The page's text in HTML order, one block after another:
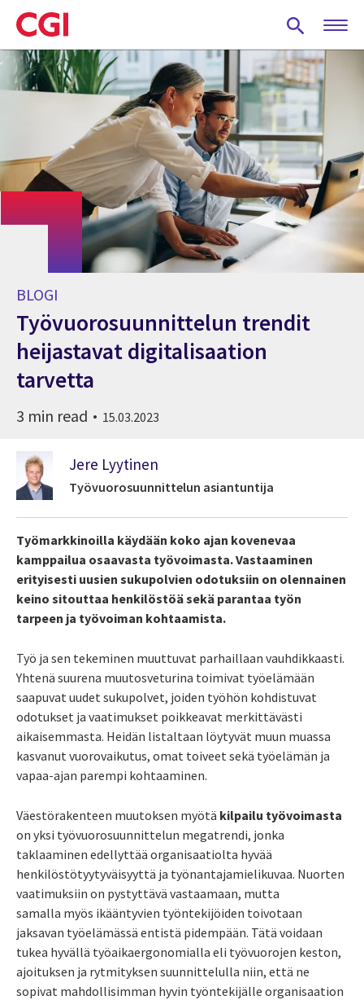
Skip
to
main
content
BLOGI
Työvuorosuunnittelun trendit
heijastavat digitalisaation
tarvetta
3 min read 15.03.2023
Jere Lyytinen
Työvuorosuunnittelun asiantuntija
Työmarkkinoilla käydään koko ajan kovenevaa
kamppailua osaavasta työvoimasta. Vastaaminen
erityisesti uusien sukupolvien odotuksiin on olennainen
keino sitouttaa henkilöstöäsekä parantaa työn
tarpeen ja työvoiman kohtaamista.
Työ ja sen tekeminen muuttuvat parhaillaan vauhdikkaasti.
Yhtenä suurena muutosveturina toimivat työelämään
saapuvat uudet sukupolvet, joiden työhön kohdistuvat
odotukset ja vaatimukset poikkeavat merkittävästi
aikaisemmasta. Heidän listaltaan löytyvät muun muassa
kasvanut vuorovaikutus, omat toiveet sekä työelämän ja
vapaa-ajan parempi kohtaaminen.
Väestörakenteen muutoksen myötä kilpailu työvoimasta
on yksi työvuorosuunnittelun megatrendi, jonka
taklaaminen edellyttää organisaatiolta hyvää
henkilöstötyytyväisyyttä ja työnantajamielikuvaa. Nuorten
vaatimuksiin on pystyttävä vastaamaan, mutta
samalla myös ikääntyvien työntekijöiden toivotaan
jaksavan työelämässä entistä pidempään. Tätä voidaan
tukea hyvällä työaikaergonomialla eli työvuorojen keston,
ajoituksen ja rytmityksen suunnittelulla niin, että ne
sopivat mahdollisimman hyvin työntekijälle organisaation